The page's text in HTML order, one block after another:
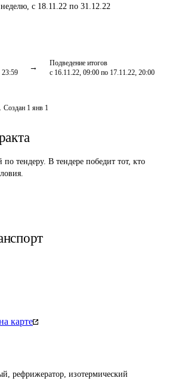
, с 18.11.22 по 31.12.22
23:59
Подведение итогов
с 16.11.22, 09:00 по 17.11.22, 20:00
. Создан 1 янв 1
тендеру. В тендере победит тот, кто
карте
рефрижератор, изотермический